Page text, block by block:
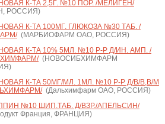
К-ТА 2,5Г. №10 ПОР. /МЕЛИГЕН/
РОССИЯ)
К-ТА 100МГ. ГЛЮКОЗА №30 ТАБ. /
(МАРБИОФАРМ ОАО, РОССИЯ)
К-ТА 10% 5МЛ. №10 Р-Р Д/ИН. АМП. /
(НОВОСИБХИМФАРМ
К-ТА 50МГ/МЛ. 1МЛ. №10 Р-Р Д/В/В,В/М
(Дальхимфарм ОАО, РОССИЯ)
№10 ШИП.ТАБ. Д/ВЗР./АПЕЛЬСИН/
Франция, ФРАНЦИЯ)